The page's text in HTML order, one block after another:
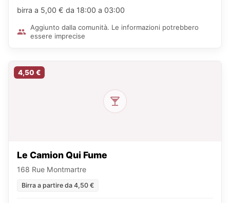
birra a 5,00 € da 18:00 a 03:00
Aggiunto dalla comunità. Le informazioni potrebbero
essere imprecise
4,50 €
Le Camion Qui Fume
168 Rue Montmartre
Birra a partire da 4,50 €